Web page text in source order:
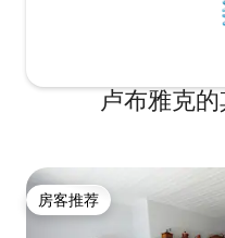
卢布雅克
房客推荐
房客推荐